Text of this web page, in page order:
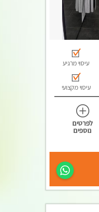
עיסוי מרגיע
עיסוי מקצועי
לפרטים
נוספים